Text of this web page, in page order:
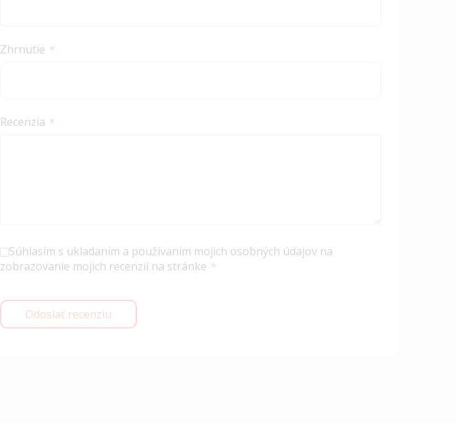
Zhrnutie
Recenzia
Súhlasím s ukladaním a používaním mojich osobných údajov na
zobrazovanie mojich recenzií na stránke
Odoslať recenziu